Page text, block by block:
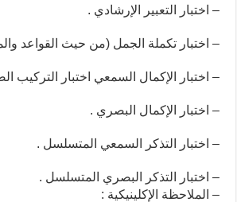
– اختبار التعبير الإرشادي .
– اختبار تكملة الجمل (من حيث القواعد
– اختبار الإكمال السمعي اختبار التركيب
– اختبار الإكمال البصري .
– اختبار التذكر السمعي المتسلسل .
– اختبار التذكر البصري المتسلسل .
– الملاحظة الإكلينيكية :